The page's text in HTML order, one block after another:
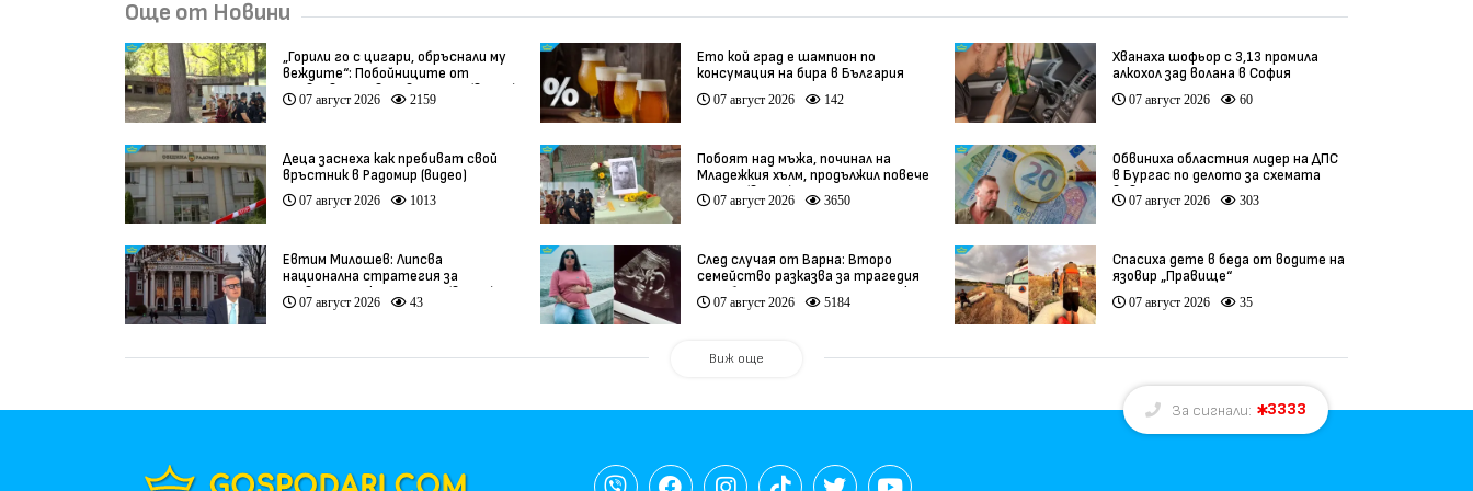
Още от Новини
„Горили го с цигари, обръснали му
веждите“: Побойниците от
Пловдив остават в ареста (видео)
07 август 2026 2159
Ето кой град е шампион по
консумация на бира в България
07 август 2026 142
Хванаха шофьор с 3,13 промила
алкохол зад волана в София
07 август 2026 60
Деца заснеха как пребиват свой
връстник в Радомир (видео)
07 август 2026 1013
Побоят над мъжа, починал на
Младежкия хълм, продължил повече
от час (видео)
07 август 2026 3650
Обвиниха областния лидер на ДПС
в Бургас по делото за схемата
във ВиК
07 август 2026 303
Евтим Милошев: Липсва
национална стратегия за
развитие на културата (видео)
07 август 2026 43
След случая от Варна: Второ
семейство разказва за трагедия
след бременност при същия лекар
(видео)
07 август 2026 5184
Спасиха дете в беда от водите на
язовир „Правище“
07 август 2026 35
Виж още
За сигнали: 3333